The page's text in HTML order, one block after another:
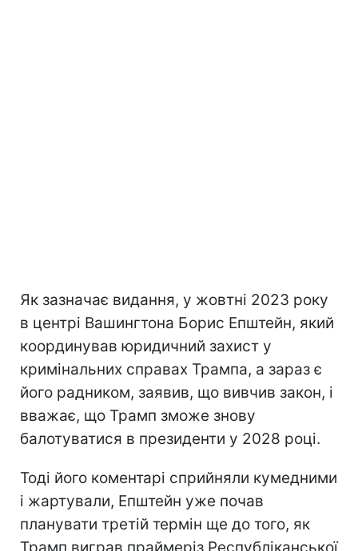
Як зазначає видання, у жовтні 2023 року
в центрі Вашингтона Борис Епштейн, який
координував юридичний захист у
кримінальних справах Трампа, а зараз є
його радником, заявив, що вивчив закон, і
вважає, що Трамп зможе знову
балотуватися в президенти у 2028 році.
Тоді його коментарі сприйняли кумедними
і жартували, Епштейн уже почав
планувати третій термін ще до того, як